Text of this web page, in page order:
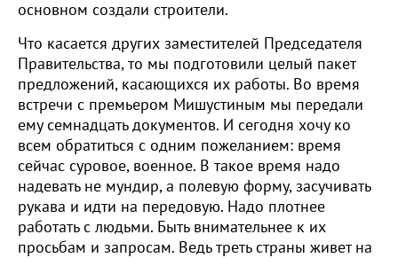
основном создали строители.
Что касается других заместителей Председателя
Правительства, то мы подготовили целый пакет
предложений, касающихся их работы. Во время
встречи с премьером Мишустиным мы передали
ему семнадцать документов. И сегодня хочу ко
всем обратиться с одним пожеланием: время
сейчас суровое, военное. В такое время надо
надевать не мундир, а полевую форму, засучивать
рукава и идти на передовую. Надо плотнее
работать с людьми. Быть внимательнее к их
просьбам и запросам. Ведь треть страны живет на